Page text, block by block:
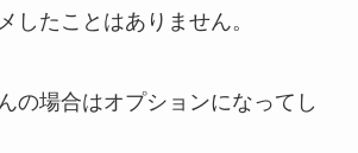
したことはありません。
の場合はオプションになってし